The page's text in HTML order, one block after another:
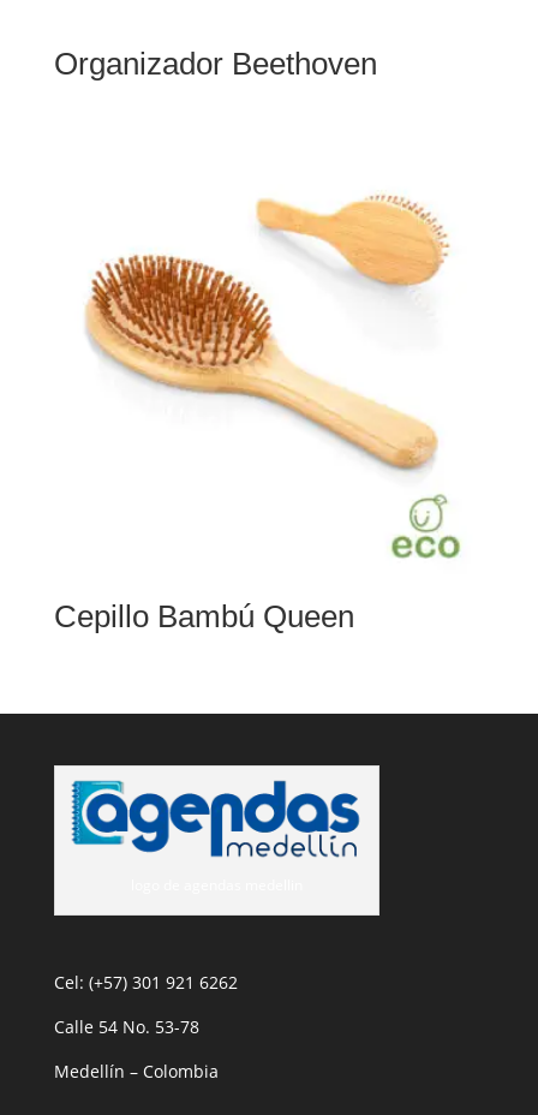
Organizador Beethoven
Cepillo Bambú Queen
Cel: (+57) 301 921 6262
Calle 54 No. 53-78
Medellín – Colombia